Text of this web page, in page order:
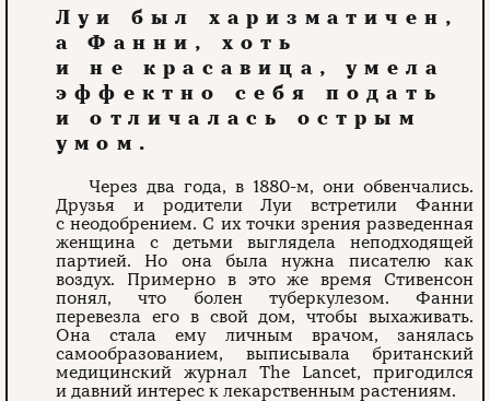
Луи был харизматичен,
а Фанни, хоть
и не красавица, умела
эффектно себя подать
и отличалась острым
умом.
Через два года, в 1880-м, они обвенчались.
Друзья и родители Луи встретили Фанни
с неодобрением. С их точки зрения разведенная
женщина с детьми выглядела неподходящей
партией. Но она была нужна писателю как
воздух. Примерно в это же время Стивенсон
понял, что болен туберкулезом. Фанни
перевезла его в свой дом, чтобы выхаживать.
Она стала ему личным врачом, занялась
самообразованием, выписывала британский
медицинский журнал The Lancet, пригодился
и давний интерес к лекарственным растениям.